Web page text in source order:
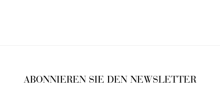
ABONNIEREN SIE DEN NEWSLETTER